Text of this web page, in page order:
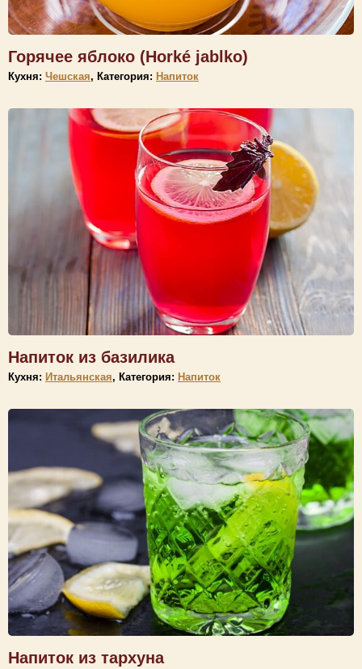
Горячее яблоко (Horké jablko)
Кухня: Чешская, Категория: Напиток
Напиток из базилика
Кухня: Итальянская, Категория: Напиток
Напиток из тархуна